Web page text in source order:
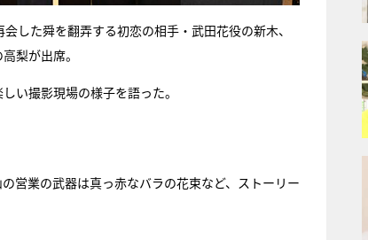
した舜を翻弄する初恋の相手・武田花役の新木、
梨が出席。
い撮影現場の様子を語った。
営業の武器は真っ赤なバラの花束など、ストーリー